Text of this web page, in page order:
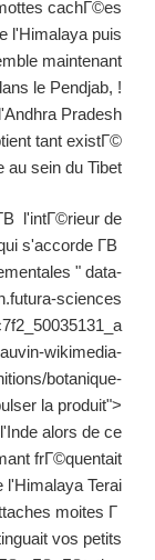
cachГ©es
l'Himalaya puis
maintenant
le Pendjab, !
Pradesh
tant existГ©
sein du Tibet
l'intГ©rieur de
s'accorde Г­В
" data-
sciences
wikimedia-
botanique-
la produit">
alors de ce
frГ©quentait
l'Himalaya Terai
moites Г
vos petits